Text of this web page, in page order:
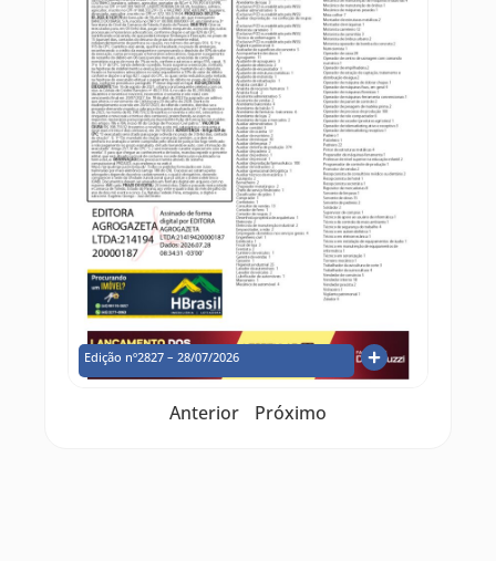
Edição nº2827 – 28/07/2026
Anterior Próximo